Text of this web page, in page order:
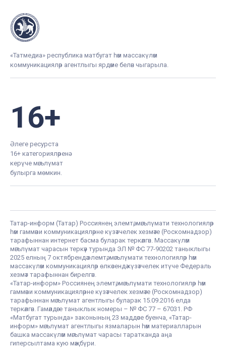
«Татмедиа» республика матбугат һәм массакүләм
коммуникацияләр агентлыгы ярдәме белән чыгарыла.
16+
Әлеге ресурста
16+ категорияләренә
керүче мәгълүмат
булырга мөмкин.
Татар-информ (Татар) Россиянең элемтә, мәгълүмати технологияләр
һәм гаммәви коммуникацияләрне күзәтчелек хезмәте (Роскомнадзор)
тарафыннан интернет басма буларак теркәлгән. Массакүләм
мәгълүмат чарасын теркәү турында ЭЛ № ФС 77-90202 таныклыгы
2025 елның 7 октябрендә элемтә, мәгълүмати технологияләр һәм
массакүләм коммуникацияләр өлкәсендә күзәтчелек итүче Федераль
хезмәт тарафыннан бирелгән.
«Татар-информ» Россиянең элемтә, мәгълүмати технологияләр һәм
гаммәви коммуникацияләрне күзәтчелек хезмәте (Роскомнадзор)
тарафыннан мәгълүмат агентлыгы буларак 15.09.2016 елда
теркәлгән. Гамәлдәге таныклык номеры – № ФС 77 – 67031. РФ
«Матбугат турында» законының 23 маддәсе буенча, «Татар-
информ» мәгълүмат агентлыгы язмаларын һәм материалларын
башка массакүләм мәгълүмат чарасы таратканда аңа
гиперсылтама кую мәҗбүри.